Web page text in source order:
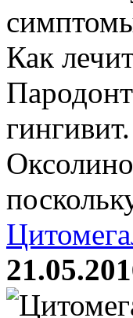
Как